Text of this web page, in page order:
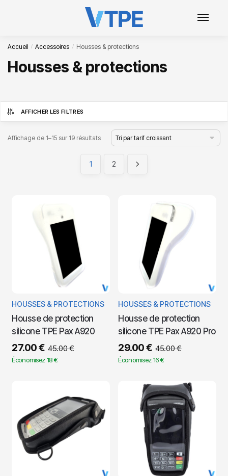
Accueil / Accessoires / Housses & protections
Housses & protections
AFFICHER LES FILTRES
Affichage de 1–15 sur 19 résultats
1 2
HOUSSES & PROTECTIONS
Housse de protection
silicone TPE Pax A920
27.00€ 45.00€
Économisez 18 €
HOUSSES & PROTECTIONS
Housse de protection
silicone TPE Pax A920 Pro
29.00€ 45.00€
Économisez 16 €